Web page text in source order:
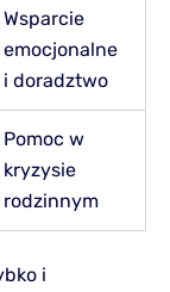
Wsparcie
emocjonalne
i doradztwo
Pomoc w
kryzysie
rodzinnym
i